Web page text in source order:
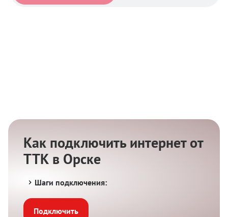
Как подключить интернет от
ТТК в Орске
Шаги подключения:
Подключить